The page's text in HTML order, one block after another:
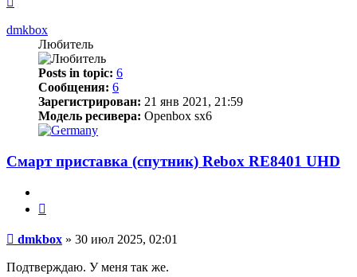
началу
dmkbox
Любитель
Posts in topic: 6
Сообщения: 6
Зарегистрирован: 21 янв 2021, 21:59
Модель ресивера: Openbox sx6
Смарт приставка (спутник) Rebox RE8401 UHD
Сообщение
dmkbox » 30 июл 2025, 02:01
Подтверждаю. У меня так же.